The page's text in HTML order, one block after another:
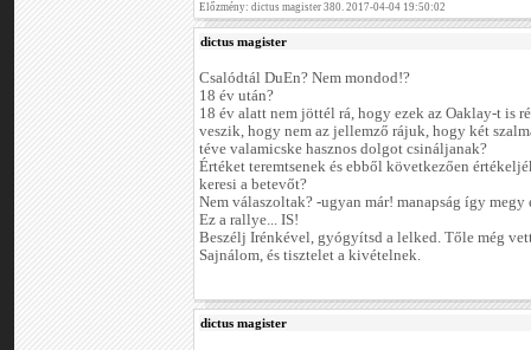
Előzmény: dictus magister 380. 2017-04-04 19:50:02
dictus magister
Csalódtál DuEn? Nem mondod!?
18 év után?
18 év alatt nem jöttél rá, hogy ezek az Oaklay-t is
veszik, hogy nem az jellemző rájuk, hogy két
téve valamicske hasznos dolgot csináljanak?
Értéket teremtsenek és ebből következően
keresi a betevőt?
Nem válaszoltak? -ugyan már! manapság így
Ez a rallye... IS!
Beszélj Irénkével, gyógyítsd a lelked. Tőle még
Sajnálom, és tisztelet a kivételnek.
dictus magister